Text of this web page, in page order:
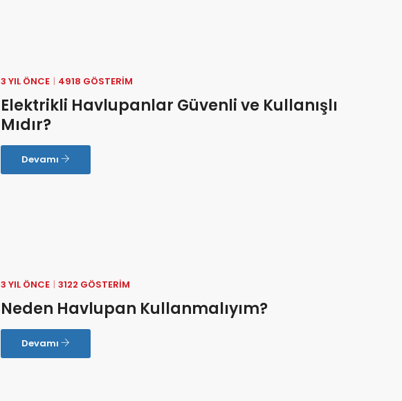
3 YIL ÖNCE 4918 GÖSTERIM
Elektrikli Havlupanlar Güvenli ve Kullanışlı
Mıdır?
Devamı
3 YIL ÖNCE 3122 GÖSTERIM
Neden Havlupan Kullanmalıyım?
Devamı